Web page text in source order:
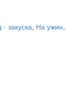
закуска, На ужин,